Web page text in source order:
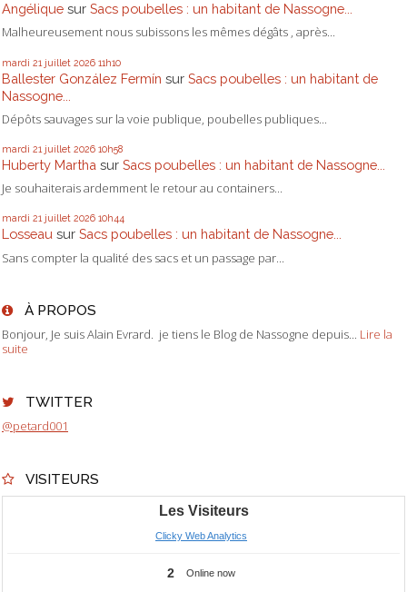
Angélique sur Sacs poubelles : un habitant de Nassogne...
Malheureusement nous subissons les mêmes dégâts , après...
mardi 21 juillet 2026 11h10
Ballester González Fermín sur Sacs poubelles : un habitant de
Nassogne...
Dépôts sauvages sur la voie publique, poubelles publiques...
mardi 21 juillet 2026 10h58
Huberty Martha sur Sacs poubelles : un habitant de Nassogne...
Je souhaiterais ardemment le retour au containers...
mardi 21 juillet 2026 10h44
Losseau sur Sacs poubelles : un habitant de Nassogne...
Sans compter la qualité des sacs et un passage par...
À PROPOS
Bonjour, Je suis Alain Evrard. je tiens le Blog de Nassogne depuis... Lire la
suite
TWITTER
@petard001
VISITEURS